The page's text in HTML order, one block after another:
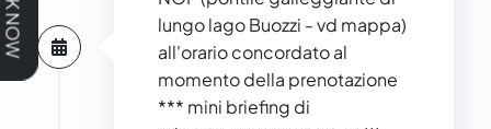
lungo lago Buozzi - vd mappa)
all'orario concordato al
momento della prenotazione
*** mini briefing di